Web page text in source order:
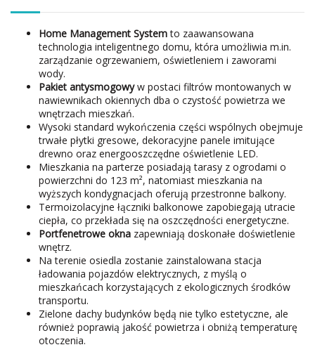
Home Management Systemto zaawansowana
technologia inteligentnego domu, która umożliwia m.in.
zarządzanie ogrzewaniem, oświetleniem i zaworami
wody.
Pakiet antysmogowyw postaci filtrów montowanych w
nawiewnikach okiennych dba o czystość powietrza we
wnętrzach mieszkań.
Wysoki standard wykończenia części wspólnych obejmuje
trwałe płytki gresowe, dekoracyjne panele imitujące
drewno oraz energooszczędne oświetlenie LED.
Mieszkania na parterze posiadają tarasy z ogrodami o
powierzchni do 123 m², natomiast mieszkania na
wyższych kondygnacjach oferują przestronne balkony.
Termoizolacyjne łączniki balkonowe zapobiegają utracie
ciepła, co przekłada się na oszczędności energetyczne.
Portfenetrowe okna zapewniają doskonałe doświetlenie
wnętrz.
Na terenie osiedla zostanie zainstalowana stacja
ładowania pojazdów elektrycznych, z myślą o
mieszkańcach korzystających z ekologicznych środków
transportu.
Zielone dachy budynków będą nie tylko estetyczne, ale
również poprawią jakość powietrza i obniżą temperaturę
otoczenia.